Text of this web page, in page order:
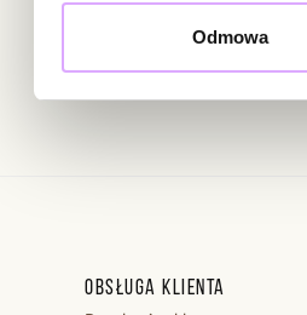
Odmowa
Wprowadzając i
Obsługa klienta